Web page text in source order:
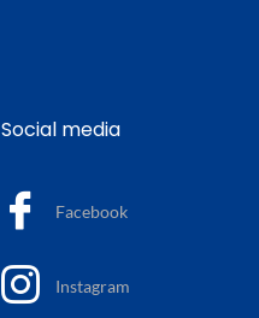
Social media
Facebook
Instagram